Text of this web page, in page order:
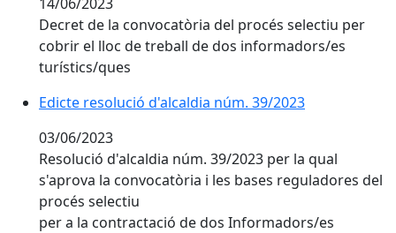
Decret de la convocatòria del procés selectiu per
cobrir el lloc de treball de dos informadors/es
turístics/ques
Edicte resolució d'alcaldia núm. 39/2023
03/06/2023
Resolució d'alcaldia núm. 39/2023 per la qual
s'aprova la convocatòria i les bases reguladores del
procés selectiu
per a la contractació de dos Informadors/es